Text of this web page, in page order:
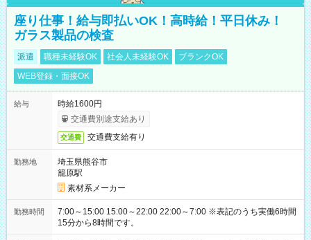
座り仕事！給与即払いOK！高時給！平日休み！
ガラス製品の検査
派遣 職種未経験OK 社会人未経験OK
ブランクOK
WEB登録・面接OK
給与
時給1600円
交通費別途支給あり
交通費 交通費支給有り
勤務地
埼玉県熊谷市
籠原駅
素材系メーカー
勤務時間
7:00～15:00 15:00～22:00 22:00～7:00 ※表記のうち実働6時間
15分から8時間です。